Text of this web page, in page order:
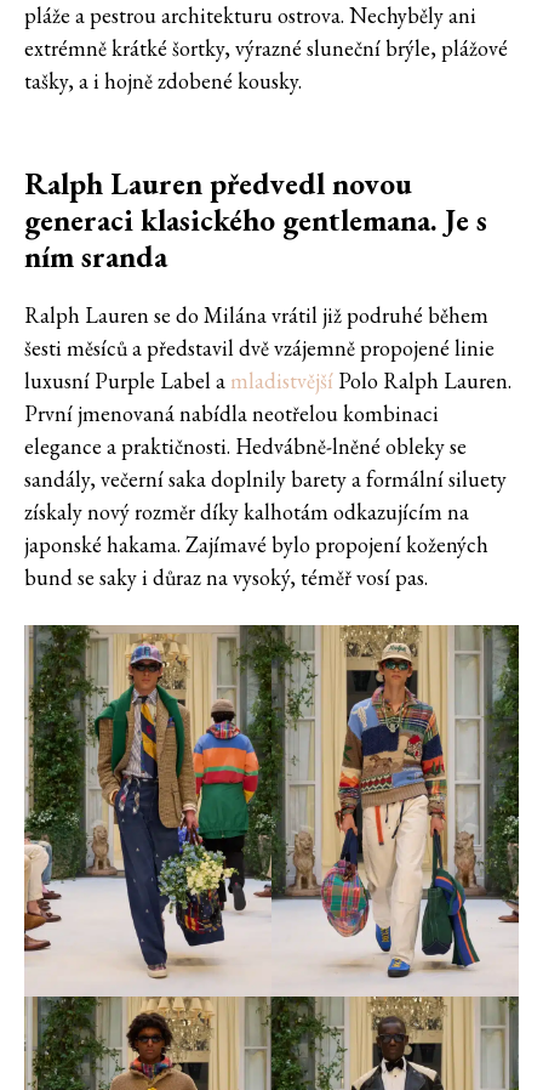
pláže a pestrou architekturu ostrova. Nechyběly ani
extrémně krátké šortky, výrazné sluneční brýle, plážové
tašky, a i hojně zdobené kousky.
Ralph Lauren předvedl novou
generaci klasického gentlemana. Je s
ním sranda
Ralph Lauren se do Milána vrátil již podruhé během
šesti měsíců a představil dvě vzájemně propojené linie
luxusní Purple Label a mladistvější Polo Ralph Lauren.
První jmenovaná nabídla neotřelou kombinaci
elegance a praktičnosti. Hedvábně-lněné obleky se
sandály, večerní saka doplnily barety a formální siluety
získaly nový rozměr díky kalhotám odkazujícím na
japonské hakama. Zajímavé bylo propojení kožených
bund se saky i důraz na vysoký, téměř vosí pas.